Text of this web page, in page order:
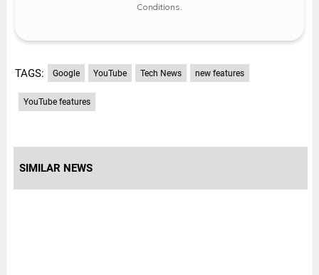
Conditions
TAGS: Google YouTube Tech News new features
YouTube features
SIMILAR NEWS